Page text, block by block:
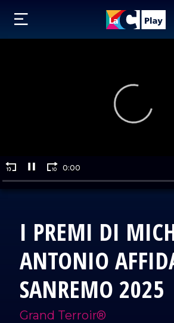
I PREMI DI
ANTONIO
SANREMO 2025
Grand Terroir®